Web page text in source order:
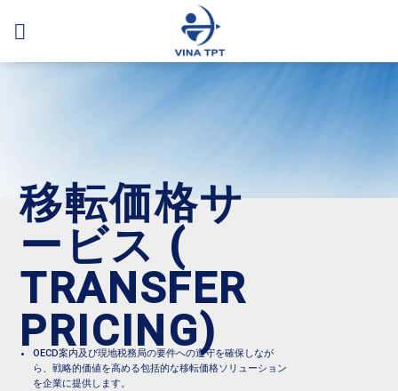
移転価格サ
ービス (
TRANSFER
PRICING)
OECD案内及び現地税務局の要件への遵守を確保しなが
ら、戦略的価値を高める包括的な移転価格ソリューション
を企業に提供します。